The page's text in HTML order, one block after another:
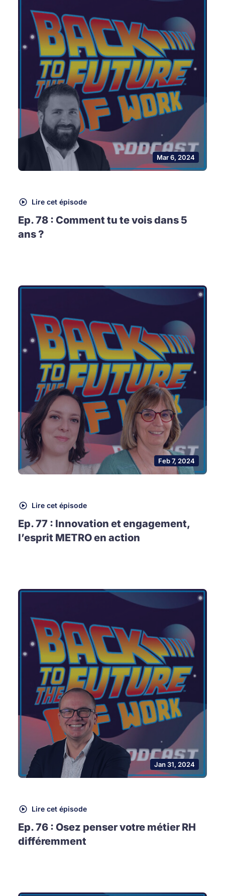
Mar 6, 2024
Lire cet épisode
Ep. 78 : Comment tu te vois dans 5
ans ?
Feb 7, 2024
Lire cet épisode
Ep. 77 : Innovation et engagement,
l’esprit METRO en action
Jan 31, 2024
Lire cet épisode
Ep. 76 : Osez penser votre métier RH
différemment